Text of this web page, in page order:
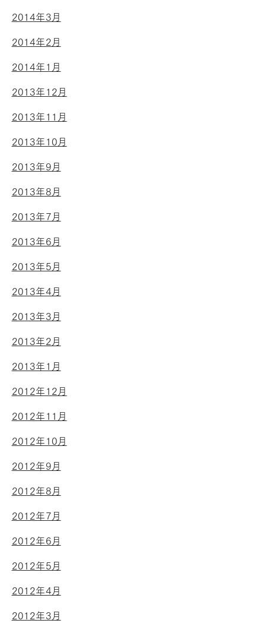
2014年3月
2014年2月
2014年1月
2013年12月
2013年11月
2013年10月
2013年9月
2013年8月
2013年7月
2013年6月
2013年5月
2013年4月
2013年3月
2013年2月
2013年1月
2012年12月
2012年11月
2012年10月
2012年9月
2012年8月
2012年7月
2012年6月
2012年5月
2012年4月
2012年3月